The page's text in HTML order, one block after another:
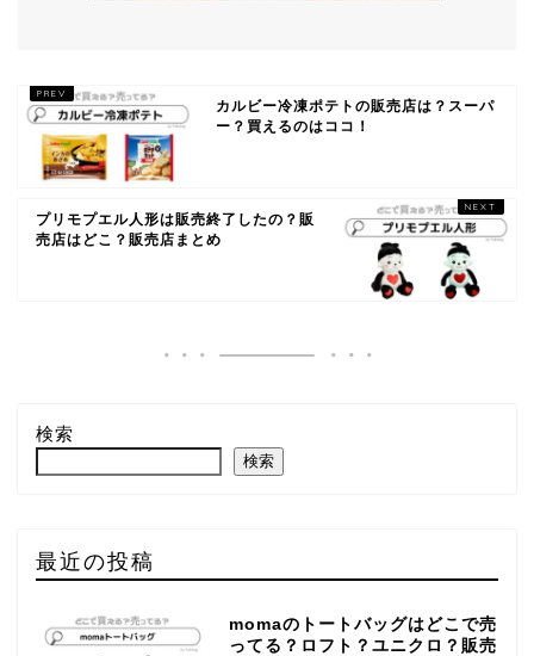
カルビー冷凍ポテトの販売店は？スーパ
ー？買えるのはココ！
プリモプエル人形は販売終了したの？販
売店はどこ？販売店まとめ
検索
検索
最近の投稿
momaのトートバッグはどこで売
ってる？ロフト？ユニクロ？販売